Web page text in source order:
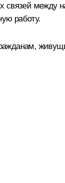
связей
работу.